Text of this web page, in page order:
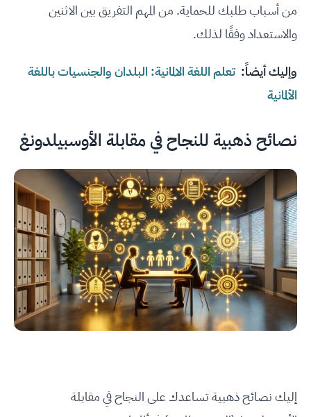
من أسباب طلبك للحماية. من المهم التفريق بين الاثنين
والاستعداد وفقًا لذلك.
وإليك أيضاً:تعلم اللغة الالمانية: البلدان والجنسيات باللغة
الألمانية
نصائح ذهبية للنجاح في مقابلة الأوسبيلدونغ
إليك نصائح ذهبية تساعدك على النجاح في مقابلة